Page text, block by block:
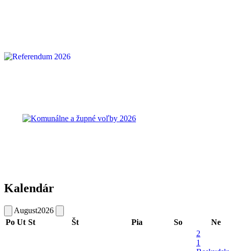
Kalendár
August2026
Po Ut St Št Pia So
Ne
2
1